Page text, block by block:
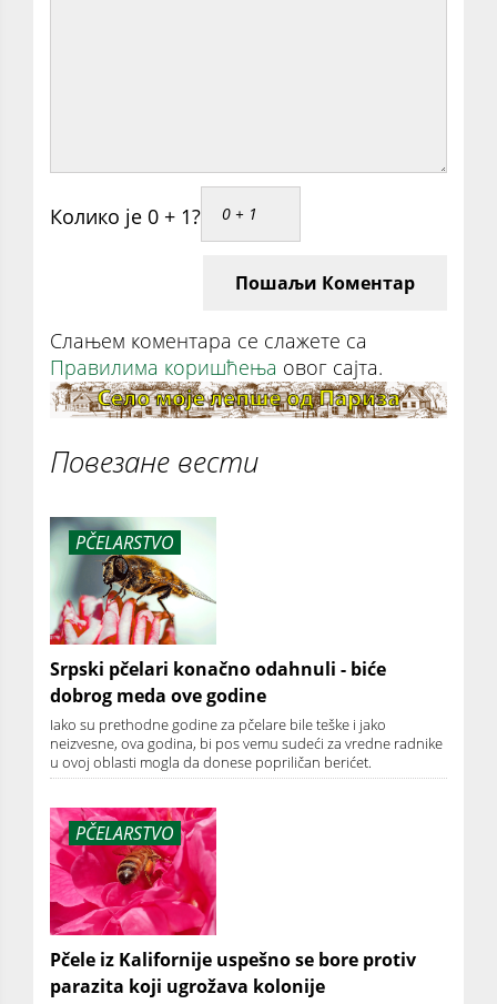
Колико је 0 + 1?
Пошаљи Коментар
Слањем коментара се слажете са
Правилима коришћења овог сајта.
Повезане вести
PČELARSTVO
Srpski pčelari konačno odahnuli - biće
dobrog meda ove godine
Iako su prethodne godine za pčelare bile teške i jako
neizvesne, ova godina, bi pos vemu sudeći za vredne radnike
u ovoj oblasti mogla da donese popriličan berićet.
PČELARSTVO
Pčele iz Kalifornije uspešno se bore protiv
parazita koji ugrožava kolonije